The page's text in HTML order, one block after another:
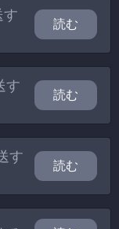
す
読む
す
読む
す
読む